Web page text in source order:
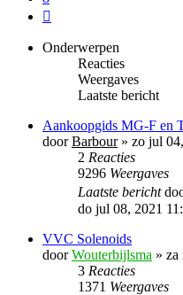
Onderwerpen
Reacties
Weergaves
Laatste bericht
Aankoopgids MG-F en
doorBarbour» zo jul
2 Reacties
9296 Weergaves
Laatste bericht
do jul 08, 2021
VVC Solenoids
doorWouterbijlsma » za
3 Reacties
1371 Weergaves